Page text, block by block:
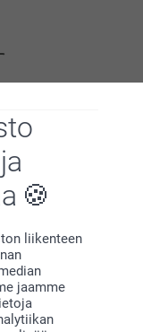
liikenteen
jaamme